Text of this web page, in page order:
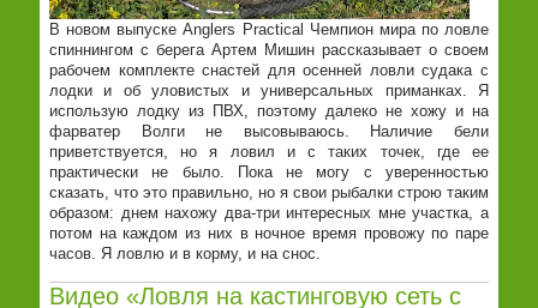
В новом выпуске Anglers Practical Чемпион мира по ловле
спиннингом с берега Артем Мишин рассказывает о своем
рабочем комплекте снастей для осенней ловли судака с
лодки и об уловистых и универсальных приманках. Я
использую лодку из ПВХ, поэтому далеко не хожу и на
фарватер Волги не высовываюсь. Наличие бели
приветствуется, но я ловил и с таких точек, где ее
практически не было. Пока не могу с уверенностью
сказать, что это правильно, но я свои рыбалки строю таким
образом: днем нахожу два-три интересных мне участка, а
потом на каждом из них в ночное время провожу по паре
часов. Я ловлю и в корму, и на снос.
Видео «Ловля на кастинговую сеть с